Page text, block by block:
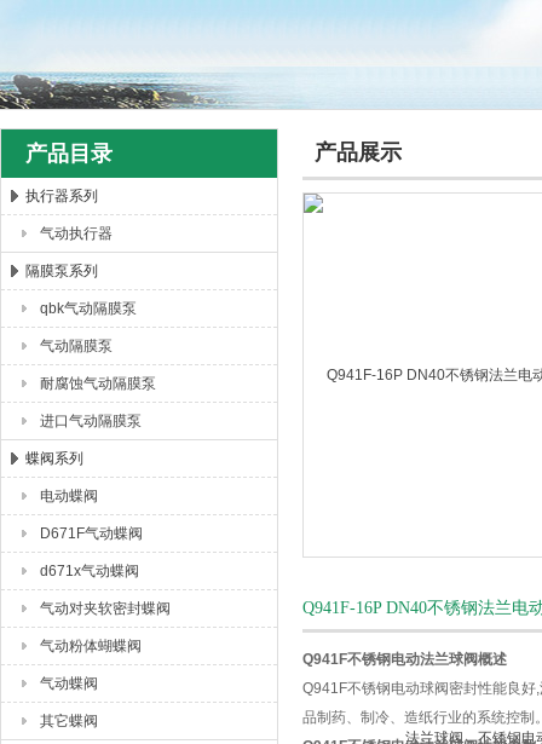
上海唐玛泵阀有限公司
产品目录
执行器系列
气动执行器
隔膜泵系列
qbk气动隔膜泵
气动隔膜泵
耐腐蚀气动隔膜泵
进口气动隔膜泵
蝶阀系列
电动蝶阀
D671F气动蝶阀
d671x气动蝶阀
气动对夹软密封蝶阀
气动粉体蝴蝶阀
气动蝶阀
其它蝶阀
产品展示
Q941F-16P DN40不锈钢法兰
Q941F不锈钢电动法兰球阀概述
Q941F不锈钢电动球阀密封性能良
品制药、制冷、造纸行业的系统控制